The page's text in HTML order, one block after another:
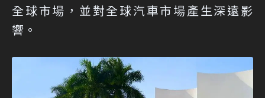
全球市場，並對全球汽車市場產生深遠影
響。